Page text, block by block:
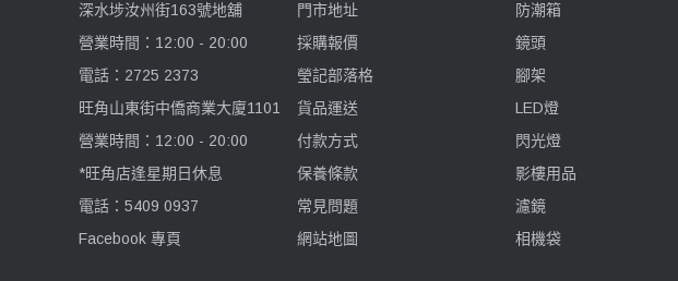
Falconeyes 銳鷹
PGYTECH 蒲公英
Maxpower 牛魔王
SONY 索尼
深水埗汝州街163號地舖
營業時間：12:00 - 20:00
電話：2725 2373
旺角山東街中僑商業大廈1101
營業時間：12:00 - 20:00
*旺角店逢星期日休息
電話：5409 0937
Facebook 專頁
門市地址
採購報價
瑩記部落格
貨品運送
付款方式
保養條款
常見問題
網站地圖
防潮箱
鏡頭
腳架
LED燈
閃光燈
影樓用品
濾鏡
相機袋